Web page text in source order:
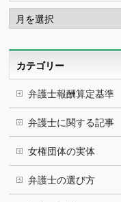
ア
ー
カ
カテゴリー
弁護士報酬算定基準
弁護士に関する記事
女権団体の実体
弁護士の選び方